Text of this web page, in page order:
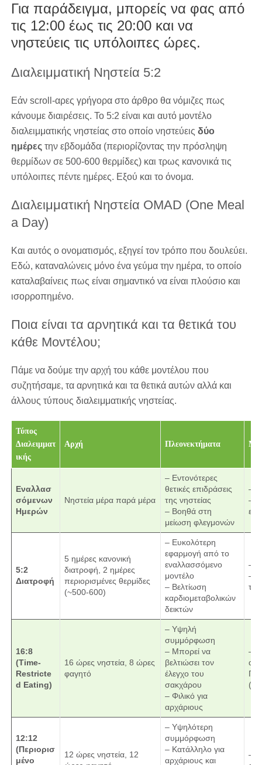
Για παράδειγμα, μπορείς να φας από
τις 12:00 έως τις 20:00 και να
νηστεύεις τις υπόλοιπες ώρες.
Διαλειμματική Νηστεία 5:2
Εάν scroll-αρες γρήγορα στο άρθρο θα νόμιζες πως
κάνουμε διαιρέσεις. Το 5:2 είναι και αυτό μοντέλο
διαλειμματικής νηστείας στο οποίο νηστεύεις δύο
ημέρεςτην εβδομάδα (περιορίζοντας την πρόσληψη
θερμίδων σε 500-600 θερμίδες) και τρως κανονικά τις
υπόλοιπες πέντε ημέρες. Εξού και το όνομα.
Διαλειμματική Νηστεία OMAD (One Meal
a Day)
Και αυτός ο ονοματισμός, εξηγεί τον τρόπο που δουλεύει.
Εδώ, καταναλώνεις μόνο ένα γεύμα την ημέρα, το οποίο
καταλαβαίνεις πως είναι σημαντικό να είναι πλούσιο και
ισορροπημένο.
Ποια είναι τα αρνητικά και τα θετικά του
κάθε Μοντέλου;
Πάμε να δούμε την αρχή του κάθε μοντέλου που
συζητήσαμε, τα αρνητικά και τα θετικά αυτών αλλά και
άλλους τύπους διαλειμματικής νηστείας.
Τύπος
Διαλειμματ
ικής
Αρχή Πλεονεκτήματα
Εναλλασ
σόμενων
Ημερών
Νηστεία μέρα παρά μέρα
– Εντονότερες
θετικές επιδράσεις
της νηστείας
– Βοηθά στη
μείωση φλεγμονών
–
–
5:2
Διατροφή
5 ημέρες κανονική
διατροφή, 2 ημέρες
περιορισμένες θερμίδες
(~500-600)
– Ευκολότερη
εφαρμογή από το
εναλλασσόμενο
μοντέλο
– Βελτίωση
καρδιομεταβολικών
δεικτών
–
–
τις
16:8
(Time-
Restricte
d Eating)
16 ώρες νηστεία, 8 ώρες
φαγητό
– Υψηλή
συμμόρφωση
– Μπορεί να
βελτιώσει τον
έλεγχο του
σακχάρου
– Φιλικό για
αρχάριους
–
12:12
(Περιορισ
μένο
12 ώρες νηστεία, 12
– Υψηλότερη
συμμόρφωση
– Κατάλληλο για
αρχάριους και
–